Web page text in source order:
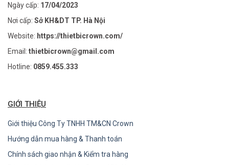
Ngày cấp: 17/04/2023
Nơi cấp: Sở KH&DT TP. Hà Nội
Website: https://thietbicrown.com/
Email: thietbicrown@gmail.com
Hotline: 0859.455.333
GIỚI THIỆU
Giới thiệu Công Ty TNHH TM&CN Crown
Hướng dẫn mua hàng & Thanh toán
Chính sách giao nhận & Kiểm tra hàng